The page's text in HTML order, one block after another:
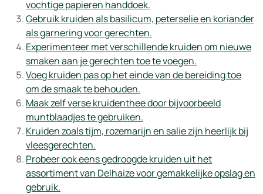
vochtige papieren handdoek.
Gebruik kruiden als basilicum, peterselie en koriander
als garnering voor gerechten.
Experimenteer met verschillende kruiden om nieuwe
smaken aan je gerechten toe te voegen.
Voeg kruiden pas op het einde van de bereiding toe
om de smaak te behouden.
Maak zelf verse kruidenthee door bijvoorbeeld
muntblaadjes te gebruiken.
Kruiden zoals tijm, rozemarijn en salie zijn heerlijk bij
vleesgerechten.
Probeer ook eens gedroogde kruiden uit het
assortiment van Delhaize voor gemakkelijke opslag en
gebruik.